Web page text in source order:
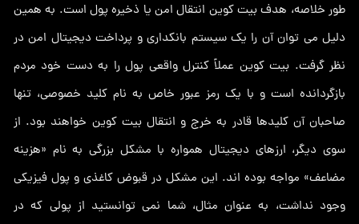
طور خلاصه، هدف بیت کوین انتقال امن یا ذخیره پول است. به همین
دلیل می توان آن را یک سیستم بانکداری و پرداخت دیجیتال امن در
نظر گرفت. بیت کوین عملاً کنترل واقعی پول را به دست خود مردم
بازگردانده است و با یک رمز عبور خاص به نام کلید خصوصی، تنها
صاحبان آن کلیدها قادر به خرج و انتقال بیت کوین خواهند بود. از
سوی دیگر، ارزهای دیجیتال همواره با مشکل بزرگی به نام «هزینه
مضاعف» مواجه بوده اند. این مشکل در قبوض کاغذی و پول فیزیکی
وجود نداشت، به عنوان مثال، شما نمی توانستید از پولی که در